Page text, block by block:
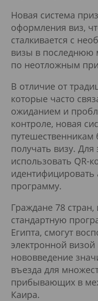
Подробнее
Новая система
оформления виз,
сталкивается с
визы в последнюю
по неотложным
В отличие от
которые часто
ожиданием и
контроле, новая
путешественникам
получать визу. Для
использовать QR-
программу.
Граждане 78
стандартную
Египта, смогут
электронной
нововведение
въезда для
прибывающих в
Каира.